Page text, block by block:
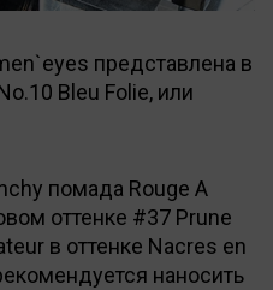
представлена в
Bleu Folie, или
помада Rouge A
оттенке #37 Prune
в оттенке Nacres en
наносить